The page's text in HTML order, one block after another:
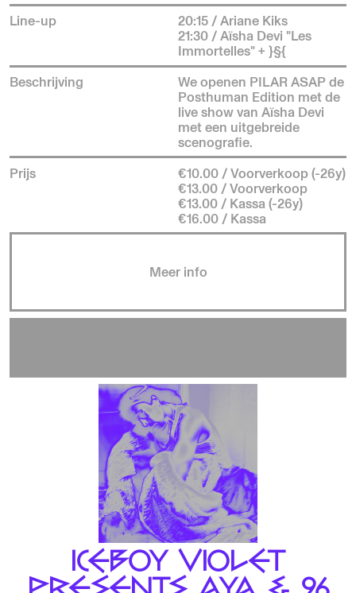
Line-up
20:15 / Ariane Kiks
21:30 / Aïsha Devi "Les
Immortelles" + }§{
Beschrijving
We openen PILAR ASAP de
Posthuman Edition met de
live show van Aïsha Devi
met een uitgebreide
scenografie.
Prijs
€10.00 / Voorverkoop (-26y)
€13.00 / Voorverkoop
€13.00 / Kassa (-26y)
€16.00 / Kassa
Meer info
ICEBOY VIOLET